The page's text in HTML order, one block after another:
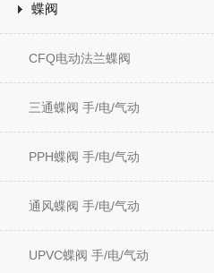
蝶阀
CFQ电动法兰蝶阀
三通蝶阀 手/电/气动
PPH蝶阀 手/电/气动
通风蝶阀 手/电/气动
UPVC蝶阀 手/电/气动